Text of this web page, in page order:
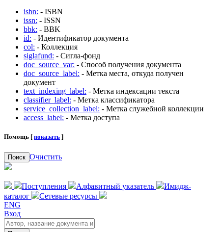
isbn: - ISBN
issn: - ISSN
bbk: - BBK
id: - Идентификатор документа
col: - Коллекция
siglafund: - Сигла-фонд
doc_source_var: - Способ получения документа
doc_source_label: - Метка места, откуда получен
документ
text_indexing_label: - Метка индексации текста
classifier_label: - Метка классификатора
service_collection_label: - Метка служебной коллекции
access_label: - Метка доступа
Помощь [ показать ]
Поиск Очистить
Поступления Алфавитный указатель
Имидж-
каталог
Сетевые ресурсы
ENG
Вход